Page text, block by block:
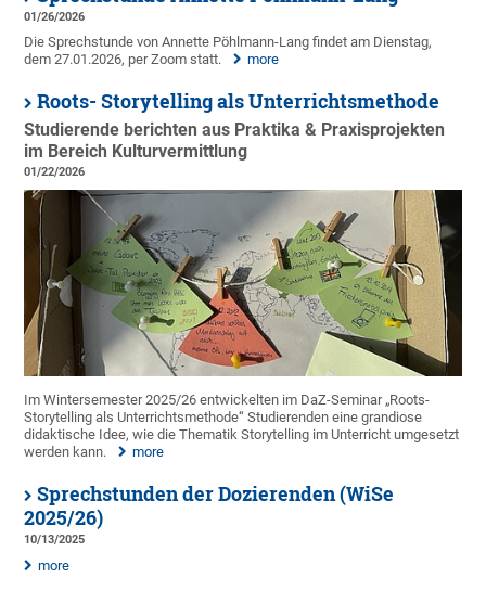
01/26/2026
Die Sprechstunde von Annette Pöhlmann-Lang findet am Dienstag,
dem 27.01.2026, per Zoom statt.
more
Roots- Storytelling als Unterrichtsmethode
Studierende berichten aus Praktika & Praxisprojekten
im Bereich Kulturvermittlung
01/22/2026
Im Wintersemester 2025/26 entwickelten im DaZ-Seminar „Roots-
Storytelling als Unterrichtsmethode“ Studierenden eine grandiose
didaktische Idee, wie die Thematik Storytelling im Unterricht umgesetzt
werden kann.
more
Sprechstunden der Dozierenden (WiSe
2025/26)
10/13/2025
more